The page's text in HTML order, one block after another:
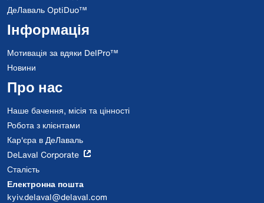
ДеЛаваль OptiDuo™
Інформація
Мотивація за вдяки DelPro™
Новини
Про нас
Наше бачення, місія та цінності
Робота з клієнтами
Кар'єра в ДеЛаваль
DeLaval Corporate
Сталість
Електронна пошта
kyiv.delaval@delaval.com